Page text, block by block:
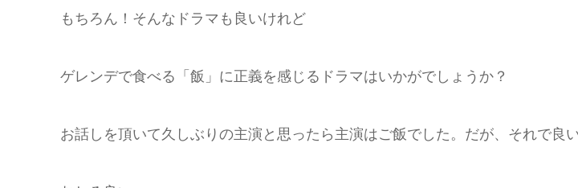
もちろん！そんなドラマも良いけれど
ゲレンデで食べる「飯」に正義を感じるドラマはいかがでしょうか？
お話しを頂いて久しぶりの主演と思ったら主演はご飯でした。だが、それで良い